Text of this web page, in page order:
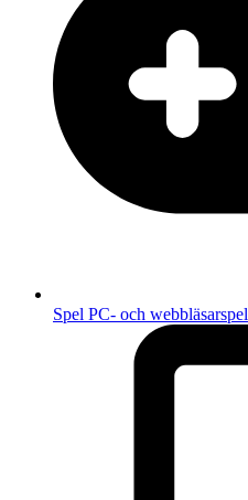
Spel PC- och webbläsarspel